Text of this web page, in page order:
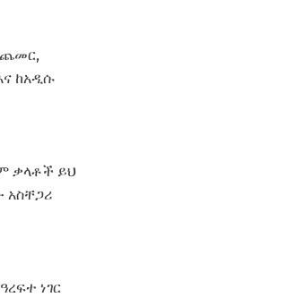
ከአዲሱ
ቃላቶች ይህ
አስቸጋሪ
ነገር